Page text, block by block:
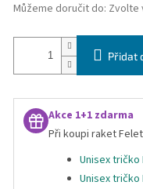
Můžeme doručit do: Zvolte
Přidat
Akce 1+1 zdarma
Při koupi raket
Unisex tričko
Unisex tričko